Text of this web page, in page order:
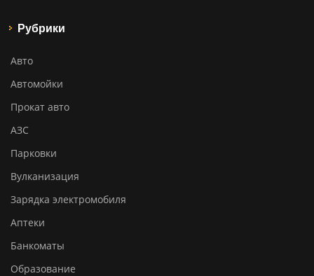
Рубрики
Авто
Автомойки
Прокат авто
АЗС
Парковки
Вулканизация
Зарядка электромобиля
Аптеки
Банкоматы
Образование